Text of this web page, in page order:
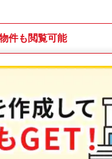
件も閲覧可能